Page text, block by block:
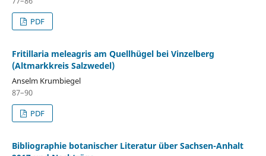
PDF
Fritillaria meleagris am Quellhügel bei Vinzelberg
(Altmarkkreis Salzwedel)
Anselm Krumbiegel
87–90
PDF
Bibliographie botanischer Literatur über Sachsen-Anhalt